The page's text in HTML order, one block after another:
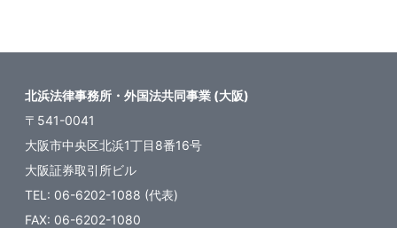
ジ
送
り
北浜法律事務所・外国法共同事業 (大阪)
〒541-0041
大阪市中央区北浜1丁目8番16号
大阪証券取引所ビル
TEL: 06-6202-1088 (代表)
FAX: 06-6202-1080